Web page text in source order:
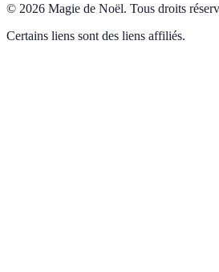
© 2026 Magie de Noël. Tous droits
Certains liens sont des liens affiliés.